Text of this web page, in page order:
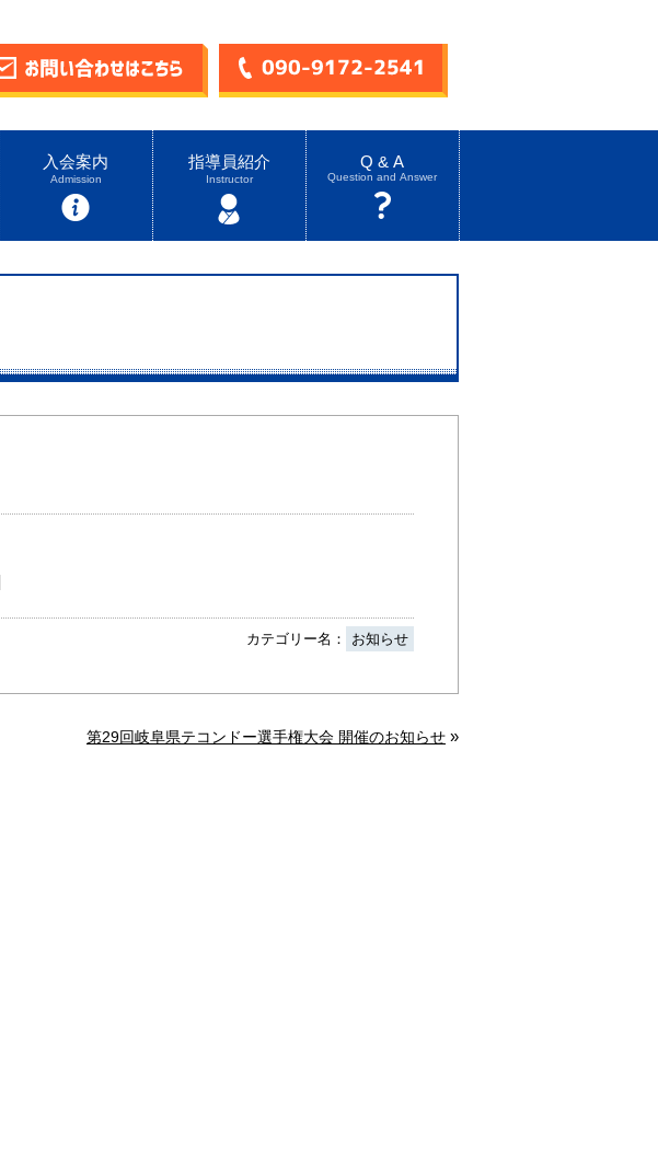
入会案内
Admission
指導員紹介
Instructor
Q & A
Question and Answer
カテゴリー名： お知らせ
第29回岐阜県テコンドー選手権大会 開催のお知らせ »